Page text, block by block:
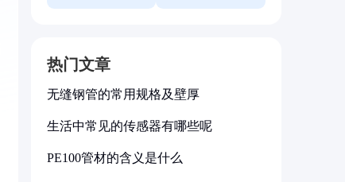
热门文章
无缝钢管的常用规格及壁厚
生活中常见的传感器有哪些呢
PE100管材的含义是什么